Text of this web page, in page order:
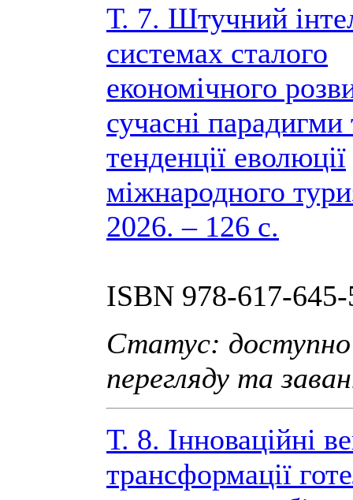
Т. 7. Штучний
системах сталого
економічного
сучасні парадигми
тенденції еволюції
міжнародного
2026. – 126 с.
ISBN 978-617-
Статус: доступно
перегляду та
Т. 8. Інноваційні
трансформації